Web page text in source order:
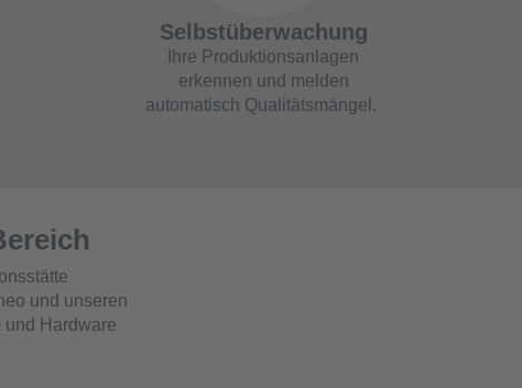
Selbstüberwachung
Ihre Produktionsanlagen
erkennen und melden
automatisch Qualitätsmängel.
und unseren
und Hardware